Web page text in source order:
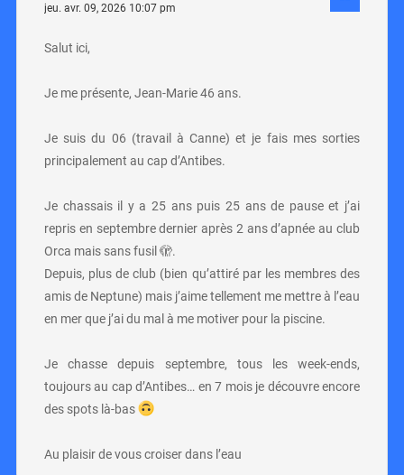
jeu. avr. 09, 2026 10:07 pm
Salut ici,
Je me présente, Jean-Marie 46 ans.
Je suis du 06 (travail à Canne) et je fais mes sorties
principalement au cap d’Antibes.
Je chassais il y a 25 ans puis 25 ans de pause et j’ai
repris en septembre dernier après 2 ans d’apnée au club
Orca mais sans fusil 🫣.
Depuis, plus de club (bien qu’attiré par les membres des
amis de Neptune) mais j’aime tellement me mettre à l’eau
en mer que j’ai du mal à me motiver pour la piscine.
Je chasse depuis septembre, tous les week-ends,
toujours au cap d’Antibes… en 7 mois je découvre encore
des spots là-bas
Au plaisir de vous croiser dans l’eau